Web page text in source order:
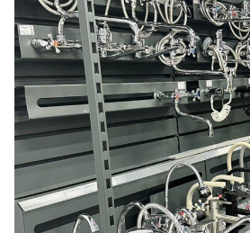
Соглашение с политикой
конфиденциальности
ОТПРАВИТЬ